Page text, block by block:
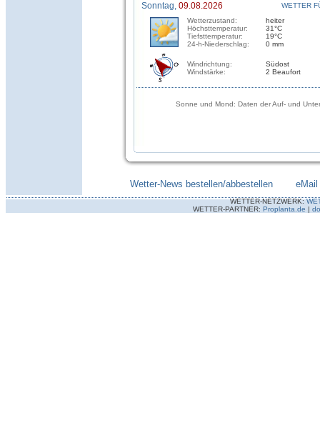
Sonntag, 09.08.2026
WETTER
Wetterzustand:
Höchsttemperatur:
Tiefsttemperatur:
24-h-Niederschlag:
heiter
31°C
19°C
0 mm
Windrichtung:
Windstärke:
Südost
2 Beaufort
Sonne und Mond: Daten der Auf- und
Wetter-News bestellen/abbestellen eMail
WETTER-NETZWERK:
WETTER-PARTNER: Proplanta.de |